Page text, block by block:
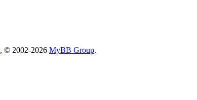
, © 2002-2026 MyBB Group.